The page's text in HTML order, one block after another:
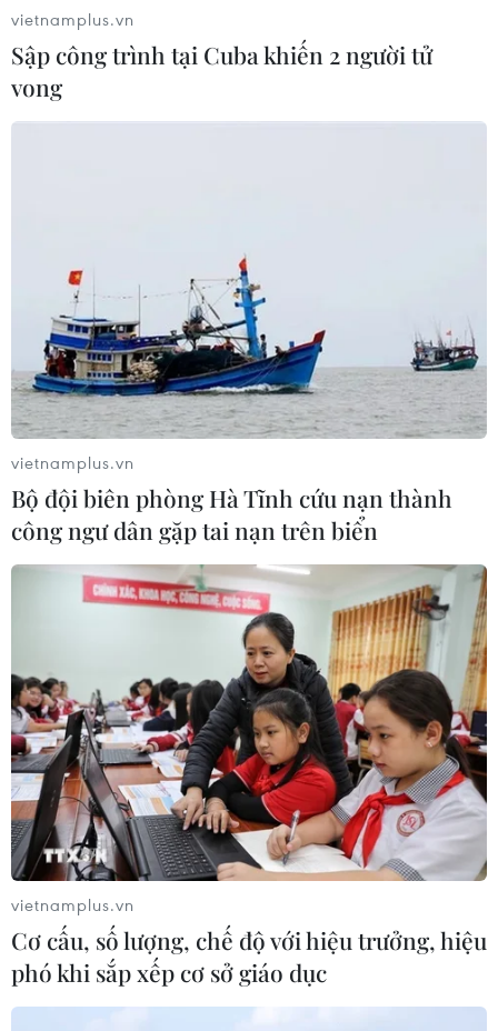
CSIS: Không có hoạt động đáng kể tại cơ
sở phóng tên lửa Sohae
vietnamplus.vn
Sập công trình tại Cuba khiến 2 người tử
vong
vietnamplus.vn
Bộ đội biên phòng Hà Tĩnh cứu nạn thành
công ngư dân gặp tai nạn trên biển
vietnamplus.vn
Cơ cấu, số lượng, chế độ với hiệu trưởng, hiệu
phó khi sắp xếp cơ sở giáo dục